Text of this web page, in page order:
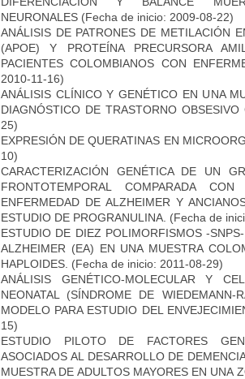
NEURONALES (Fecha de inicio: 2009-08-22)
ANÁLISIS DE PATRONES DE METILACIÓN
(APOE) Y PROTEÍNA PRECURSORA
PACIENTES COLOMBIANOS CON
2010-11-16)
ANÁLISIS CLÍNICO Y GENÉTICO EN UNA
DIAGNÓSTICO DE TRASTORNO OBSESIVO
25)
EXPRESIÓN DE QUERATINAS EN
10)
CARACTERIZACIÓN GENÉTICA DE UN
FRONTOTEMPORAL COMPARADA
ENFERMEDAD DE ALZHEIMER Y
ESTUDIO DE PROGRANULINA. (Fecha de
ESTUDIO DE DIEZ POLIMORFISMOS -
ALZHEIMER (EA) EN UNA MUESTRA
HAPLOIDES. (Fecha de inicio: 2011-08-29)
ANÁLISIS GENÉTICO-MOLECULAR Y
NEONATAL (SÍNDROME DE WIEDEMANN-
MODELO PARA ESTUDIO DEL
15)
ESTUDIO PILOTO DE FACTORES
ASOCIADOS AL DESARROLLO DE
MUESTRA DE ADULTOS MAYORES EN UNA